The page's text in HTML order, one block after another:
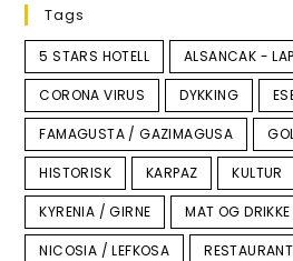
Tags
5 STARS HOTELL ALSANCAK -
CORONA VIRUS DYKKING
FAMAGUSTA / GAZIMAGUSA
HISTORISK KARPAZ KULTUR
KYRENIA / GIRNE MAT OG DRIKKE
NICOSIA / LEFKOSA RESTAURANT